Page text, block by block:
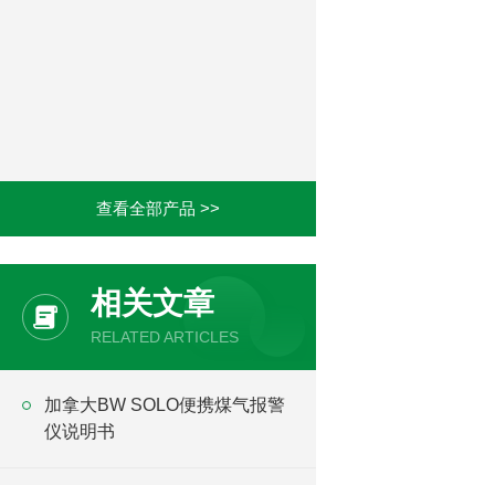
查看全部产品 >>
相关文章
RELATED ARTICLES
加拿大BW SOLO便携煤气报警
仪说明书